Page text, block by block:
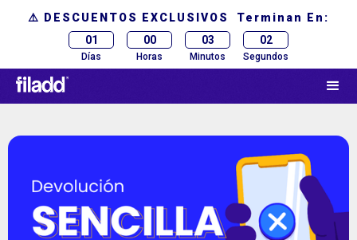
⚠️ DESCUENTOS EXCLUSIVOS Terminan En:
01
Días
00
Horas
03
Minutos
02
Segundos